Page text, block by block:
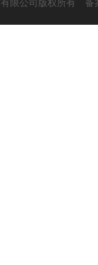
限公司版权所有 备